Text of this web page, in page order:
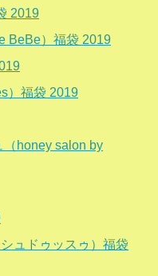
2019
BeBe）福袋 2019
）福袋 2019
honey salon by
ュドゥッスゥ）福袋